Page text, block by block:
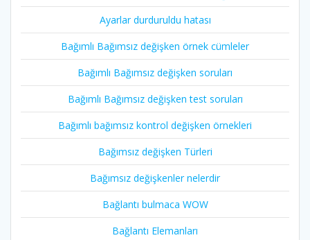
Ayarlar durduruldu hatası
Bağımlı Bağımsız değişken örnek cümleler
Bağımlı Bağımsız değişken soruları
Bağımlı Bağımsız değişken test soruları
Bağımlı bağımsız kontrol değişken örnekleri
Bağımsız değişken Türleri
Bağımsız değişkenler nelerdir
Bağlantı bulmaca WOW
Bağlantı Elemanları